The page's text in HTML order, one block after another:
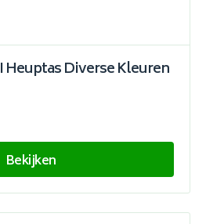
Diverse Kleuren
Bekijken